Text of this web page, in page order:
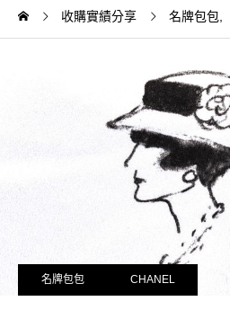
收購實績分享 名牌包包
名牌包包 CHANEL